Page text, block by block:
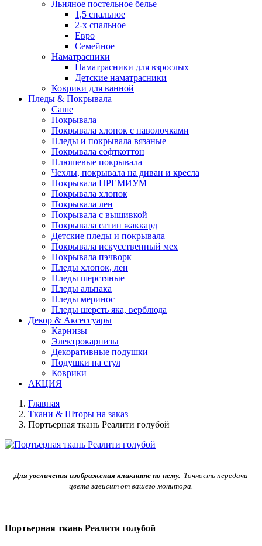
Льняное постельное белье
1,5 спальное
2-х спальное
Евро
Семейное
Наматрасники
Наматрасники для взрослых
Детские наматрасники
Коврики для ванной
Пледы & Покрывала
Саше
Покрывала
Покрывала хлопок с наволочками
Пледы и покрывала вязаные
Покрывала софткоттон
Плюшевые покрывала
Чехлы, покрывала на диван и кресла
Покрывала ПРЕМИУМ
Покрывала хлопок
Покрывала лен
Покрывала с вышивкой
Покрывала сатин жаккард
Детские пледы и покрывала
Покрывала искусственный мех
Покрывала пэчворк
Пледы хлопок, лен
Пледы шерстяные
Пледы альпака
Пледы меринос
Пледы шерсть яка, верблюда
Декор & Аксессуары
Карнизы
Электрокарнизы
Декоративные подушки
Подушки на стул
Коврики
АКЦИЯ
Главная
Ткани & Шторы на заказ
Портьерная ткань Реалити голубой
Для увеличения изображения кликните по нему. Точность передачи
цвета зависит от вашего монитора.
Портьерная ткань Реалити голубой